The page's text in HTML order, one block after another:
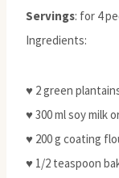
Servings: for 4
Ingredients:
♥ 2 green
♥ 300 ml soy milk
♥ 200 g coating
♥ 1/2 teaspoon